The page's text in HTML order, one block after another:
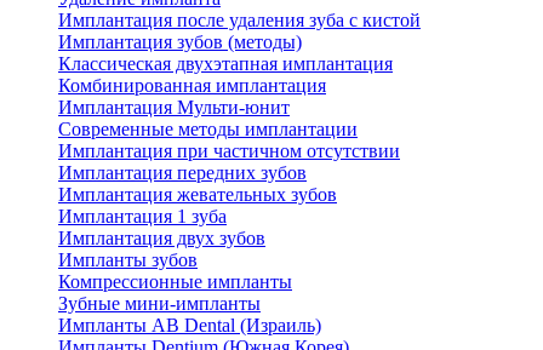
Имплантация после удаления зуба с кистой
Имплантация зубов (методы)
Классическая двухэтапная имплантация
Комбинированная имплантация
Имплантация Мульти-юнит
Современные методы имплантации
Имплантация при частичном отсутствии
Имплантация передних зубов
Имплантация жевательных зубов
Имплантация 1 зуба
Имплантация двух зубов
Импланты зубов
Компрессионные импланты
Зубные мини-импланты
Импланты AB Dental (Израиль)